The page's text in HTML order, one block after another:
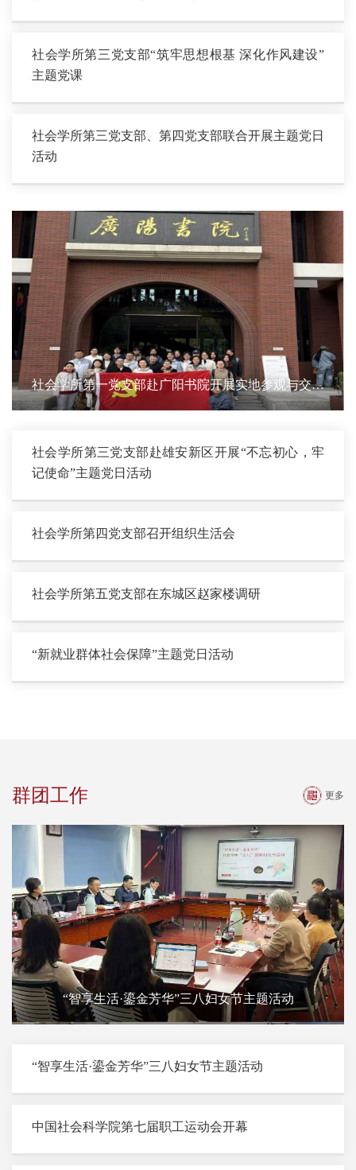
社会学所第三党支部“筑牢思想根基 深化作风建设”
主题党课
社会学所第三党支部、第四党支部联合开展主题党日
活动
社会学所第一党支部赴广阳书院开展实地参观与交流
社会学所第三党支部赴雄安新区开展“不忘初心，牢
记使命”主题党日活动
社会学所第四党支部召开组织生活会
社会学所第五党支部在东城区赵家楼调研
“新就业群体社会保障”主题党日活动
群团工作 更多
“智享生活·鎏金芳华”三八妇女节主题活动
“智享生活·鎏金芳华”三八妇女节主题活动
中国社会科学院第七届职工运动会开幕